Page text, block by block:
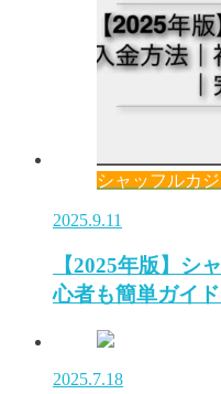
シャッフルカジ
2025.9.11
【2025年版】シ
心者も簡単ガイ
2025.7.18